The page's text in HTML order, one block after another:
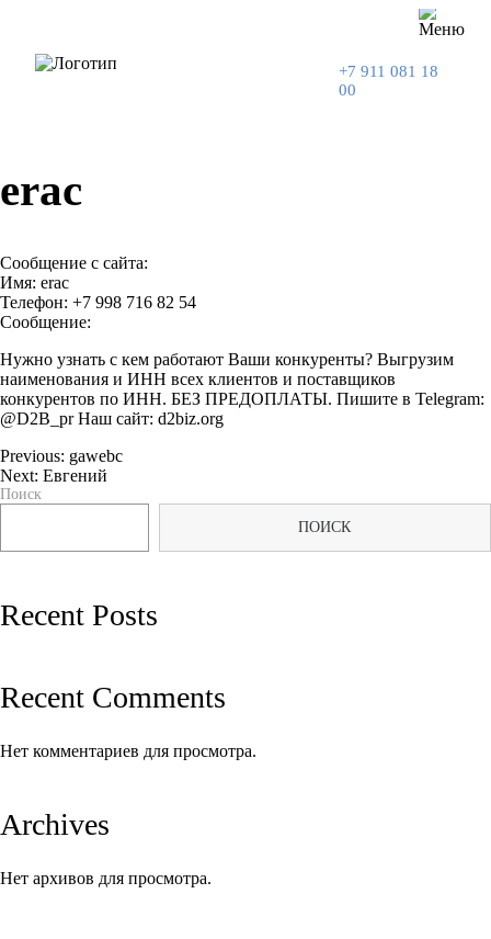
+7 911 081 18
00
erac
Сообщение с сайта:
Имя: erac
Телефон: +7 998 716 82 54
Сообщение:
Нужно узнать с кем работают Ваши конкуренты? Выгрузим
наименования и ИНН всех клиентов и поставщиков
конкурентов по ИНН. БЕЗ ПРЕДОПЛАТЫ. Пишите в Telegram:
@D2B_pr Наш сайт: d2biz.org
Навигация
записям
Previous: gawebc
Next: Евгений
Поиск
ПОИСК
Recent Posts
Recent Comments
Нет комментариев для просмотра.
Archives
Нет архивов для просмотра.